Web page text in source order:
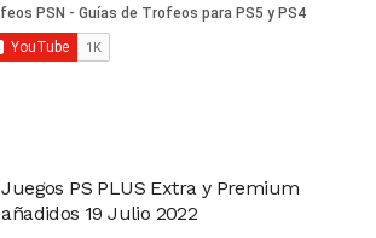
Juegos PS PLUS Extra y Premium
añadidos 19 Julio 2022